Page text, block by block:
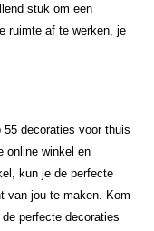
stuk om een
ruimte af te werken, je
decoraties voor thuis
online winkel en
kun je de perfecte
van jou te maken. Kom
perfecte decoraties